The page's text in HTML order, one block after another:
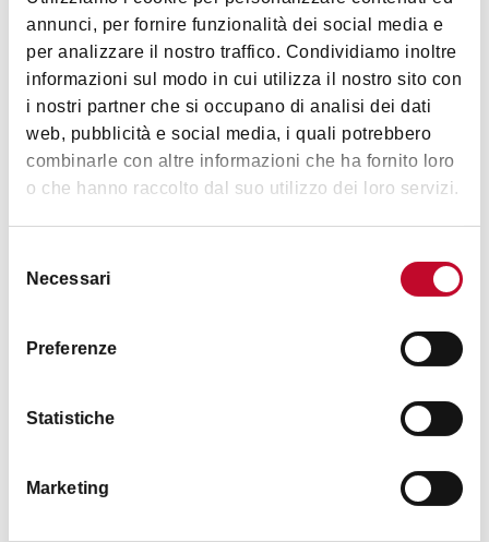
annunci, per fornire funzionalità dei social media e
per analizzare il nostro traffico. Condividiamo inoltre
informazioni sul modo in cui utilizza il nostro sito con
i nostri partner che si occupano di analisi dei dati
web, pubblicità e social media, i quali potrebbero
combinarle con altre informazioni che ha fornito loro
o che hanno raccolto dal suo utilizzo dei loro servizi.
delNecessari
Preferenze
Statistiche
Marketing
Startingfrom Saturday 15 June 2024, the Bologna
Welcome tourist office at the Guglielmo Marconi
Airport in Bologna - arrivals area - will
permanently closeto the public.
The Bologna Welcome info points in Piazza
Maggioreand at the Pinacoteca Nazionale di
Bolognaand theeXtraBO tourist officeinPiazza